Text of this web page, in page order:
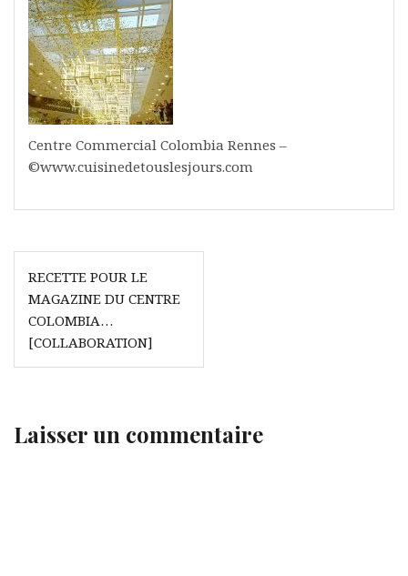
Centre Commercial Colombia Rennes –
©www.cuisinedetouslesjours.com
Navigation
de
l’article
RECETTE POUR LE
MAGAZINE DU CENTRE
COLOMBIA…
[COLLABORATION]
Laisser un commentaire